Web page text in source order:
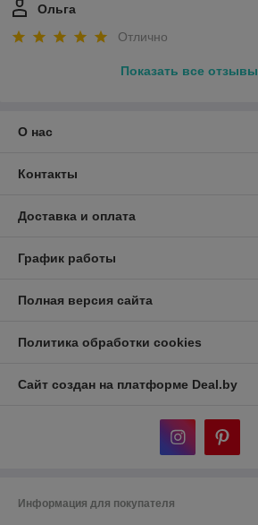
Ольга
Отлично
Показать все отзывы
О нас
Контакты
Доставка и оплата
График работы
Полная версия сайта
Политика обработки cookies
Сайт создан на платформе Deal.by
Информация для покупателя